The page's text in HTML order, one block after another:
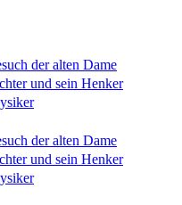
der alten Dame
und sein Henker
der alten Dame
und sein Henker